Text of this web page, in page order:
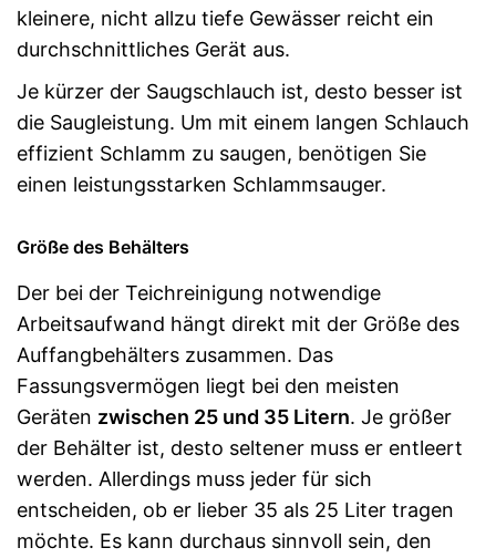
kleinere, nicht allzu tiefe Gewässer reicht ein
durchschnittliches Gerät aus.
Je kürzer der Saugschlauch ist, desto besser ist
die Saugleistung. Um mit einem langen Schlauch
effizient Schlamm zu saugen, benötigen Sie
einen leistungsstarken Schlammsauger.
Größe des Behälters
Der bei der Teichreinigung notwendige
Arbeitsaufwand hängt direkt mit der Größe des
Auffangbehälters zusammen. Das
Fassungsvermögen liegt bei den meisten
Geräten zwischen 25 und 35 Litern. Je größer
der Behälter ist, desto seltener muss er entleert
werden. Allerdings muss jeder für sich
entscheiden, ob er lieber 35 als 25 Liter tragen
möchte. Es kann durchaus sinnvoll sein, den